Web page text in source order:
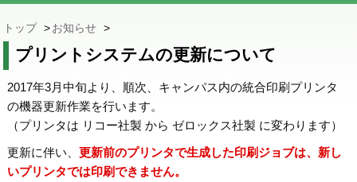
トップ >お知らせ >
プリントシステムの更新について
2017年3月中旬より、順次、キャンパス内の統合印刷プリンタ
の機器更新作業を行います。
（プリンタは リコー社製 から ゼロックス社製 に変わります）
更新に伴い、更新前のプリンタで生成した印刷ジョブは、新し
いプリンタでは印刷できません。